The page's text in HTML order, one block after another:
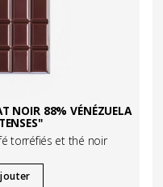
NOIR 88% VÉNÉZUELA
torréfiés et thé noir